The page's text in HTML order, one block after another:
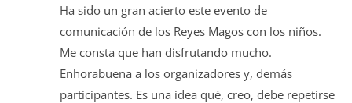
Ha sido un gran acierto este evento de
comunicación de los Reyes Magos con los niños.
Me consta que han disfrutando mucho.
Enhorabuena a los organizadores y, demás
participantes. Es una idea qué, creo, debe repetirse